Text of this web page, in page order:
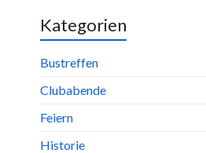
Kategorien
Bustreffen
Clubabende
Feiern
Historie